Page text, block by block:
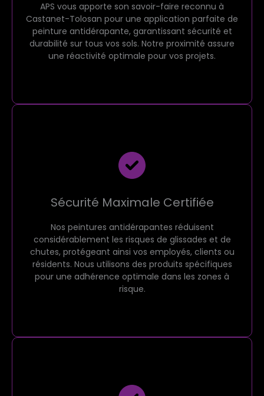
APS vous apporte son savoir-faire reconnu à
Castanet-Tolosan pour une application parfaite de
peinture antidérapante, garantissant sécurité et
durabilité sur tous vos sols. Notre proximité assure
une réactivité optimale pour vos projets.
Sécurité Maximale Certifiée
Nos peintures antidérapantes réduisent
considérablement les risques de glissades et de
chutes, protégeant ainsi vos employés, clients ou
résidents. Nous utilisons des produits spécifiques
pour une adhérence optimale dans les zones à
risque.